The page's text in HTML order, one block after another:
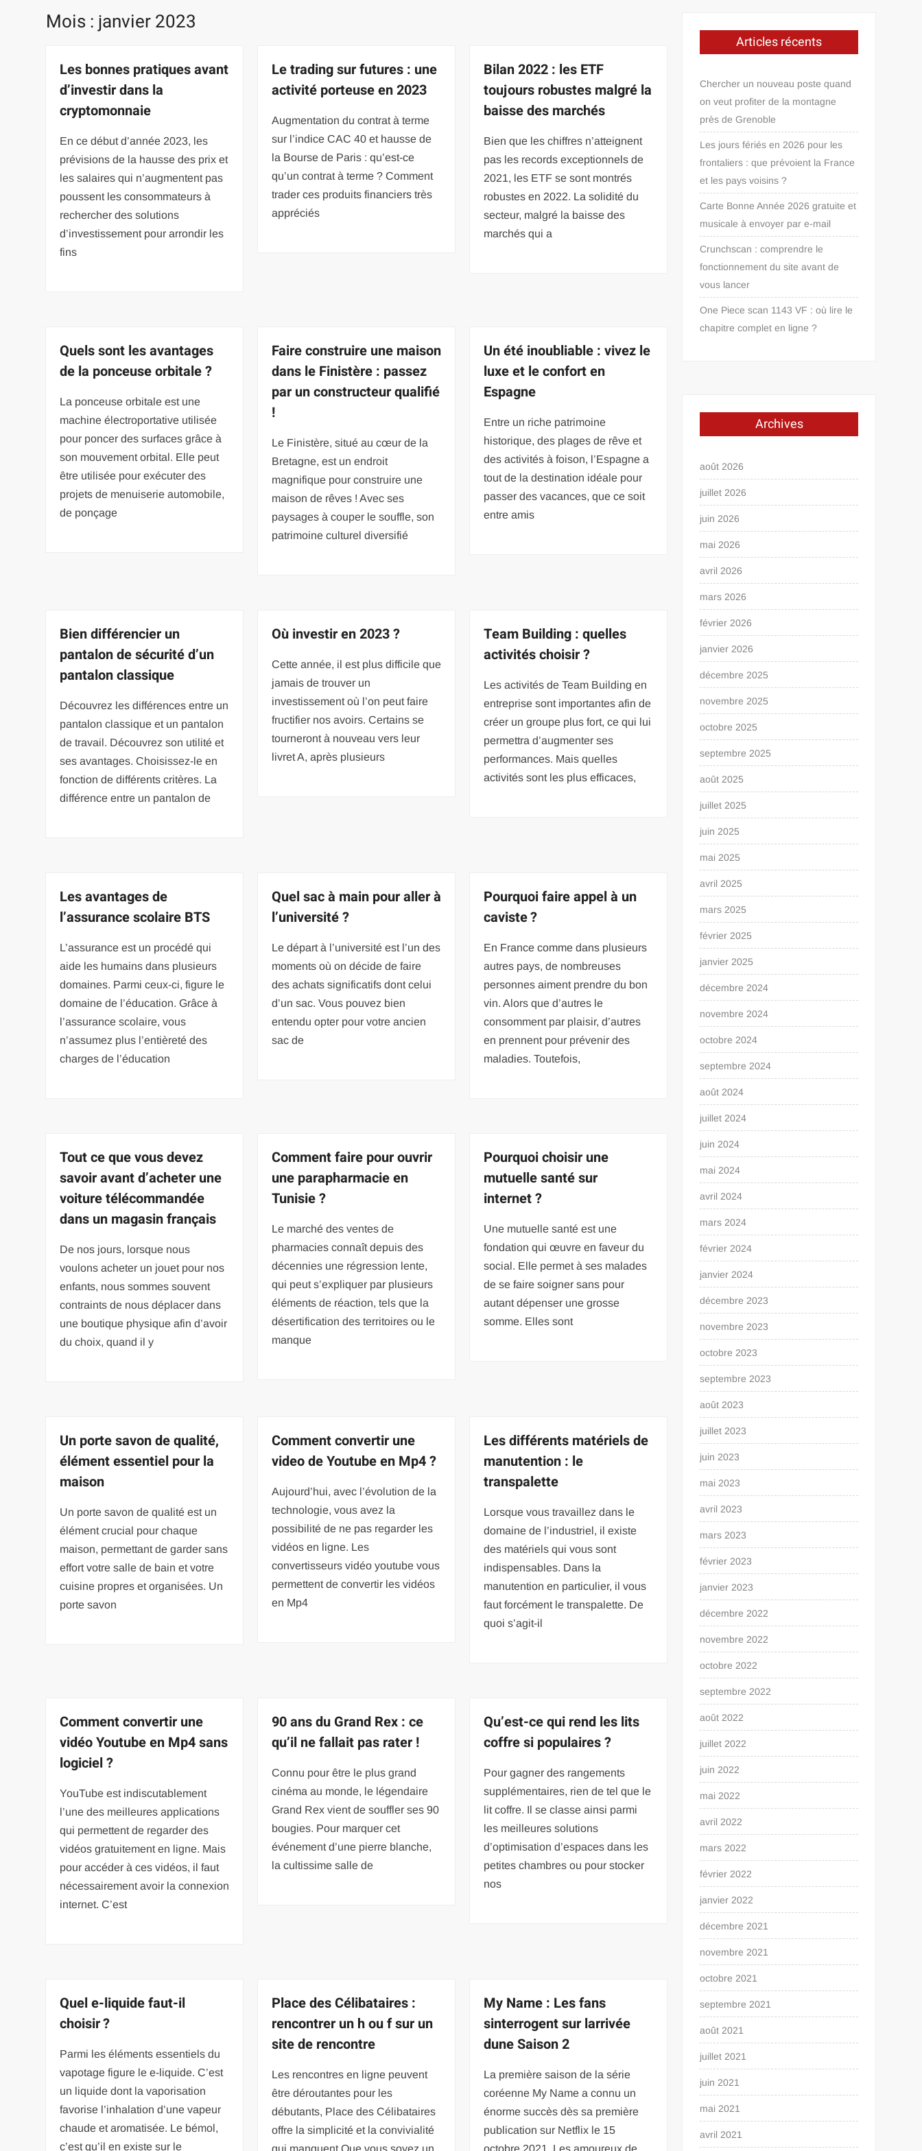
Mois : janvier 2023
Les bonnes pratiques avant
d’investir dans la
cryptomonnaie
En ce début d’année 2023, les
prévisions de la hausse des prix et
les salaires qui n’augmentent pas
poussent les consommateurs à
rechercher des solutions
d’investissement pour arrondir les
fins
Le trading sur futures : une
activité porteuse en 2023
Augmentation du contrat à terme
sur l’indice CAC 40 et hausse de
la Bourse de Paris : qu’est-ce
qu’un contrat à terme ? Comment
trader ces produits financiers très
appréciés
Bilan 2022 : les ETF
toujours robustes malgré la
baisse des marchés
Bien que les chiffres n’atteignent
pas les records exceptionnels de
2021, les ETF se sont montrés
robustes en 2022. La solidité du
secteur, malgré la baisse des
marchés qui a
Quels sont les avantages
de la ponceuse orbitale ?
La ponceuse orbitale est une
machine électroportative utilisée
pour poncer des surfaces grâce à
son mouvement orbital. Elle peut
être utilisée pour exécuter des
projets de menuiserie automobile,
de ponçage
Faire construire une maison
dans le Finistère : passez
par un constructeur qualifié
!
Le Finistère, situé au cœur de la
Bretagne, est un endroit
magnifique pour construire une
maison de rêves ! Avec ses
paysages à couper le souffle, son
patrimoine culturel diversifié
Un été inoubliable : vivez le
luxe et le confort en
Espagne
Entre un riche patrimoine
historique, des plages de rêve et
des activités à foison, l’Espagne a
tout de la destination idéale pour
passer des vacances, que ce soit
entre amis
Bien différencier un
pantalon de sécurité d’un
pantalon classique
Découvrez les différences entre un
pantalon classique et un pantalon
de travail. Découvrez son utilité et
ses avantages. Choisissez-le en
fonction de différents critères. La
différence entre un pantalon de
Où investir en 2023 ?
Cette année, il est plus difficile que
jamais de trouver un
investissement où l’on peut faire
fructifier nos avoirs. Certains se
tourneront à nouveau vers leur
livret A, après plusieurs
Team Building : quelles
activités choisir ?
Les activités de Team Building en
entreprise sont importantes afin de
créer un groupe plus fort, ce qui lui
permettra d’augmenter ses
performances. Mais quelles
activités sont les plus efficaces,
Les avantages de
l’assurance scolaire BTS
L’assurance est un procédé qui
aide les humains dans plusieurs
domaines. Parmi ceux-ci, figure le
domaine de l’éducation. Grâce à
l’assurance scolaire, vous
n’assumez plus l’entièreté des
charges de l’éducation
Quel sac à main pour aller à
l’université ?
Le départ à l’université est l’un des
moments où on décide de faire
des achats significatifs dont celui
d’un sac. Vous pouvez bien
entendu opter pour votre ancien
sac de
Pourquoi faire appel à un
caviste ?
En France comme dans plusieurs
autres pays, de nombreuses
personnes aiment prendre du bon
vin. Alors que d’autres le
consomment par plaisir, d’autres
en prennent pour prévenir des
maladies. Toutefois,
Tout ce que vous devez
savoir avant d’acheter une
voiture télécommandée
dans un magasin français
De nos jours, lorsque nous
voulons acheter un jouet pour nos
enfants, nous sommes souvent
contraints de nous déplacer dans
une boutique physique afin d’avoir
du choix, quand il y
Comment faire pour ouvrir
une parapharmacie en
Tunisie ?
Le marché des ventes de
pharmacies connaît depuis des
décennies une régression lente,
qui peut s’expliquer par plusieurs
éléments de réaction, tels que la
désertification des territoires ou le
manque
Pourquoi choisir une
mutuelle santé sur
internet ?
Une mutuelle santé est une
fondation qui œuvre en faveur du
social. Elle permet à ses malades
de se faire soigner sans pour
autant dépenser une grosse
somme. Elles sont
Un porte savon de qualité,
élément essentiel pour la
maison
Un porte savon de qualité est un
élément crucial pour chaque
maison, permettant de garder sans
effort votre salle de bain et votre
cuisine propres et organisées. Un
porte savon
Comment convertir une
video de Youtube en Mp4 ?
Aujourd’hui, avec l’évolution de la
technologie, vous avez la
possibilité de ne pas regarder les
vidéos en ligne. Les
convertisseurs vidéo youtube vous
permettent de convertir les vidéos
en Mp4
Les différents matériels de
manutention : le
transpalette
Lorsque vous travaillez dans le
domaine de l’industriel, il existe
des matériels qui vous sont
indispensables. Dans la
manutention en particulier, il vous
faut forcément le transpalette. De
quoi s’agit-il
Comment convertir une
vidéo Youtube en Mp4 sans
logiciel ?
YouTube est indiscutablement
l’une des meilleures applications
qui permettent de regarder des
vidéos gratuitement en ligne. Mais
pour accéder à ces vidéos, il faut
nécessairement avoir la connexion
internet. C’est
90 ans du Grand Rex : ce
qu’il ne fallait pas rater !
Connu pour être le plus grand
cinéma au monde, le légendaire
Grand Rex vient de souffler ses 90
bougies. Pour marquer cet
événement d’une pierre blanche,
la cultissime salle de
Qu’est-ce qui rend les lits
coffre si populaires ?
Pour gagner des rangements
supplémentaires, rien de tel que le
lit coffre. Il se classe ainsi parmi
les meilleures solutions
d’optimisation d’espaces dans les
petites chambres ou pour stocker
nos
Quel e-liquide faut-il
choisir ?
Parmi les éléments essentiels du
vapotage figure le e-liquide. C’est
un liquide dont la vaporisation
favorise l’inhalation d’une vapeur
chaude et aromatisée. Le bémol,
c’est qu’il en existe sur le
Place des Célibataires :
rencontrer un h ou f sur un
site de rencontre
Les rencontres en ligne peuvent
être déroutantes pour les
débutants, Place des Célibataires
offre la simplicité et la convivialité
qui manquent Que vous soyez un
My Name : Les fans
sinterrogent sur larrivée
dune Saison 2
La première saison de la série
coréenne My Name a connu un
énorme succès dès sa première
publication sur Netflix le 15
octobre 2021. Les amoureux de
Articles récents
Chercher un nouveau poste quand
on veut profiter de la montagne
près de Grenoble
Les jours fériés en 2026 pour les
frontaliers : que prévoient la France
et les pays voisins ?
Carte Bonne Année 2026 gratuite et
musicale à envoyer par e-mail
Crunchscan : comprendre le
fonctionnement du site avant de
vous lancer
One Piece scan 1143 VF : où lire le
chapitre complet en ligne ?
Archives
août 2026
juillet 2026
juin 2026
mai 2026
avril 2026
mars 2026
février 2026
janvier 2026
décembre 2025
novembre 2025
octobre 2025
septembre 2025
août 2025
juillet 2025
juin 2025
mai 2025
avril 2025
mars 2025
février 2025
janvier 2025
décembre 2024
novembre 2024
octobre 2024
septembre 2024
août 2024
juillet 2024
juin 2024
mai 2024
avril 2024
mars 2024
février 2024
janvier 2024
décembre 2023
novembre 2023
octobre 2023
septembre 2023
août 2023
juillet 2023
juin 2023
mai 2023
avril 2023
mars 2023
février 2023
janvier 2023
décembre 2022
novembre 2022
octobre 2022
septembre 2022
août 2022
juillet 2022
juin 2022
mai 2022
avril 2022
mars 2022
février 2022
janvier 2022
décembre 2021
novembre 2021
octobre 2021
septembre 2021
août 2021
juillet 2021
juin 2021
mai 2021
avril 2021